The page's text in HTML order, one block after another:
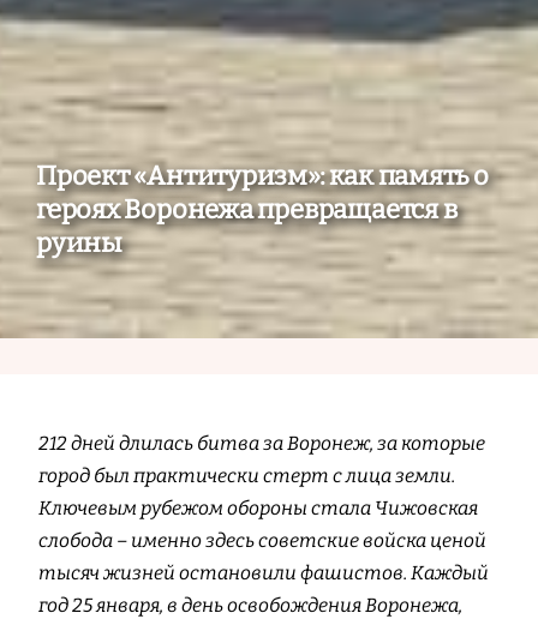
Проект «Антитуризм»: как память о
героях Воронежа превращается в
руины
212 дней длилась битва за Воронеж, за которые
город был практически стерт с лица земли.
Ключевым рубежом обороны стала Чижовская
слобода – именно здесь советские войска ценой
тысяч жизней остановили фашистов. Каждый
год 25 января, в день освобождения Воронежа,